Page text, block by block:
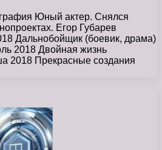
Юный актер. Снялся
Егор Губарев
Дальнобойщик (боевик, драма)
2018 Двойная жизнь
2018 Прекрасные создания